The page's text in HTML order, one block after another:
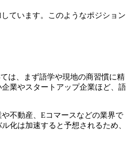
ています。このようなポジション
は、まず語学や現地の商習慣に精
業やスタートアップ企業ほど、語
不動産、Eコマースなどの業界で
化は加速すると予想されるため、